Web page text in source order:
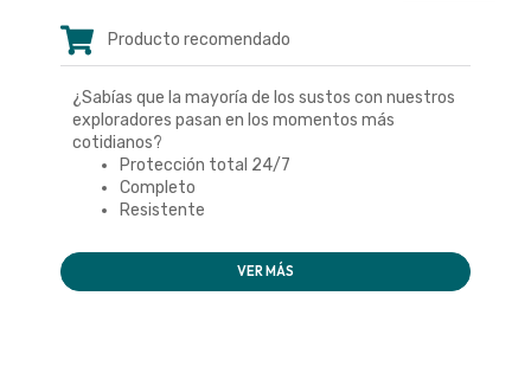
Producto recomendado
¿Sabías que la mayoría de los sustos con nuestros
exploradores pasan en los momentos más
cotidianos?
Protección total 24/7
Completo
Resistente
VER MÁS